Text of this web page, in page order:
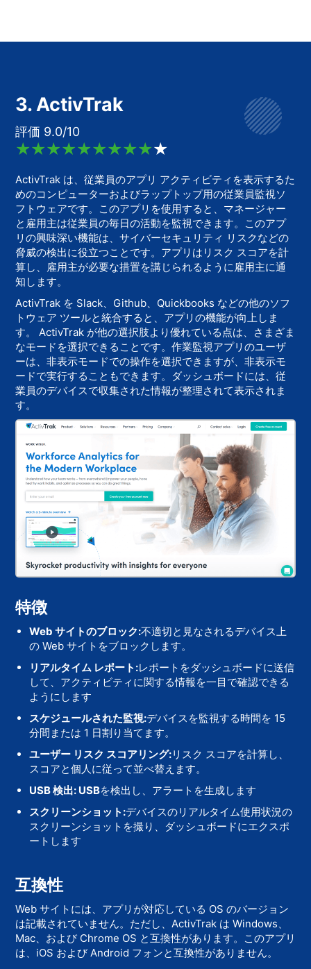
3. ActivTrak
評価 9.0/10
ActivTrak は、従業員のアプリ アクティビティを表示するた
めのコンピューターおよびラップトップ用の従業員監視ソ
フトウェアです。このアプリを使用すると、マネージャー
と雇用主は従業員の毎日の活動を監視できます。このアプ
リの興味深い機能は、サイバーセキュリティ リスクなどの
脅威の検出に役立つことです。アプリはリスク スコアを計
算し、雇用主が必要な措置を講じられるように雇用主に通
知します。
ActivTrak を Slack、Github、Quickbooks などの他のソフ
トウェア ツールと統合すると、アプリの機能が向上しま
す。 ActivTrak が他の選択肢より優れている点は、さまざま
なモードを選択できることです。作業監視アプリのユーザ
ーは、非表示モードでの操作を選択できますが、非表示モ
ードで実行することもできます。ダッシュボードには、従
業員のデバイスで収集された情報が整理されて表示されま
す。
特徴
Web サイトのブロック:不適切と見なされるデバイス上
の Web サイトをブロックします。
リアルタイム レポート:レポートをダッシュボードに送信
して、アクティビティに関する情報を一目で確認できる
ようにします
スケジュールされた監視:デバイスを監視する時間を 15
分間または 1 日割り当てます。
ユーザー リスク スコアリング:リスク スコアを計算し、
スコアと個人に従って並べ替えます。
USB 検出: USBを検出し、アラートを生成します
スクリーンショット:デバイスのリアルタイム使用状況の
スクリーンショットを撮り、ダッシュボードにエクスポ
ートします
互換性
Web サイトには、アプリが対応している OS のバージョン
は記載されていません。ただし、ActivTrak は Windows、
Mac、および Chrome OS と互換性があります。このアプリ
は、iOS および Android フォンと互換性がありません。